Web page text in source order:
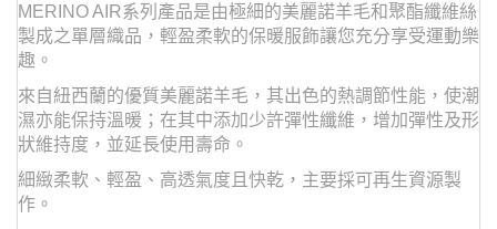
MERINO AIR系列產品是由極細的美麗諾羊毛和聚酯纖維絲
製成之單層織品，輕盈柔軟的保暖服飾讓您充分享受運動樂
趣。
來自紐西蘭的優質美麗諾羊毛，其出色的熱調節性能，使潮
濕亦能保持溫暖；在其中添加少許彈性纖維，增加彈性及形
狀維持度，並延長使用壽命。
細緻柔軟、輕盈、高透氣度且快乾，主要採可再生資源製
作。